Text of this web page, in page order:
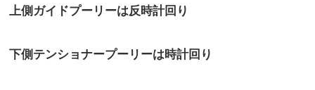
上側ガイドプーリーは反時計回り
下側テンショナープーリーは時計回り